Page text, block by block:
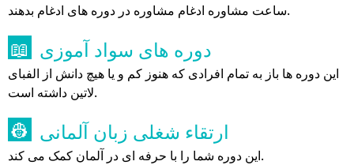
ساعت مشاوره ادغام مشاوره در دوره های ادغام بدهند.
📖 دوره های سواد آموزی
این دوره ها باز به تمام افرادی که هنوز کم و یا هیچ دانش از الفبای
لاتین داشته است.
👷 ارتقاء شغلی زبان آلمانی
این دوره شما را با حرفه ای در آلمان کمک می کند.